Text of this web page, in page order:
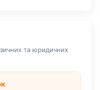
та юридичних